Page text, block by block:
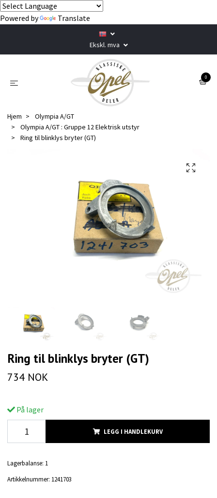
Powered by Translate
Ekskl. mva
0
Hjem
Olympia A/GT
Olympia A/GT : Gruppe 12 Elektrisk utstyr
Ring til blinklys bryter (GT)
Ring til blinklys bryter (GT)
734 NOK
På lager
LEGG I HANDLEKURV
Lagerbalanse: 1
Artikkelnummer: 1241703